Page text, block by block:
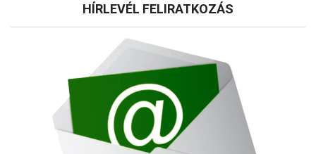
HÍRLEVÉL FELIRATKOZÁS